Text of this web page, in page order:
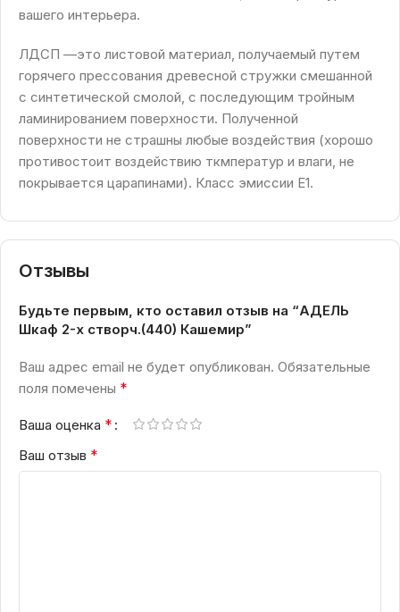
вашего интерьера.
ЛДСП —это листовой материал, получаемый путем
горячего прессования древесной стружки смешанной
с синтетической смолой, с последующим тройным
ламинированием поверхности. Полученной
поверхности не страшны любые воздействия (хорошо
противостоит воздействию ткмператур и влаги, не
покрывается царапинами). Класс эмиссии Е1.
Отзывы
Будьте первым, кто оставил отзыв на “АДЕЛЬ
Шкаф 2-х створч.(440) Кашемир”
Ваш адрес email не будет опубликован. Обязательные
поля помечены *
Ваша оценка *
Ваш отзыв *